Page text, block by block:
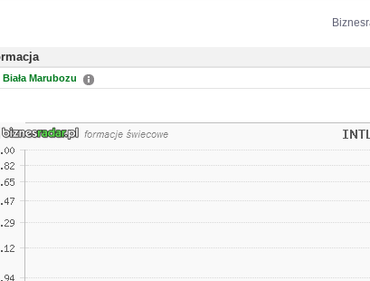
Biała Marubozu